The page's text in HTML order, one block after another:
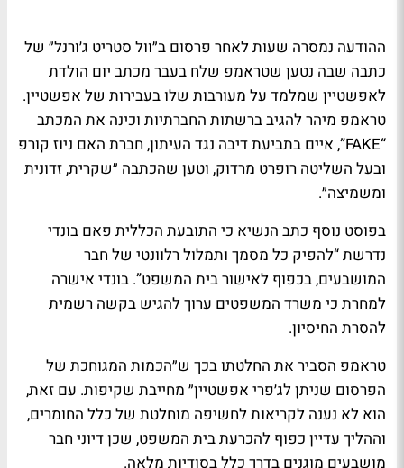
ההודעה נמסרה שעות לאחר פרסום ב״וול סטריט ג׳ורנל״ של
כתבה שבה נטען שטראמפ שלח בעבר מכתב יום הולדת
לאפשטיין שמלמד על מעורבות שלו בעבירות של אפשטיין.
טראמפ מיהר להגיב ברשתות החברתיות וכינה את המכתב
“FAKE”, איים בתביעת דיבה נגד העיתון, חברת האם ניוז קורפ
ובעל השליטה רופרט מרדוק, וטען שהכתבה ״שקרית, זדונית
ומשמיצה״.
בפוסט נוסף כתב הנשיא כי התובעת הכללית פאם בונדי
נדרשת “להפיק כל מסמך ותמלול רלוונטי של חבר
המושבעים, בכפוף לאישור בית המשפט”. בונדי אישרה
למחרת כי משרד המשפטים ערוך להגיש בקשה רשמית
להסרת החיסיון.
טראמפ הסביר את החלטתו בכך ש״הכמות המגוחכת של
הפרסום שניתן לג׳פרי אפשטיין״ מחייבת שקיפות. עם זאת,
הוא לא נענה לקריאות לחשיפה מוחלטת של כלל החומרים,
וההליך עדיין כפוף להכרעת בית המשפט, שכן דיוני חבר
מושבעים מוגנים בדרך כלל בסודיות מלאה.